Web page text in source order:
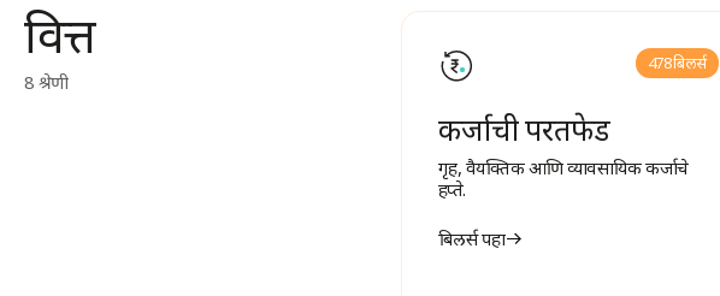
वित्त
8 श्रेणी
478 बिलर्स
कर्जाची परतफेड
गृह, वैयक्तिक आणि व्यावसायिक कर्जाचे
हप्ते.
बिलर्स पहा